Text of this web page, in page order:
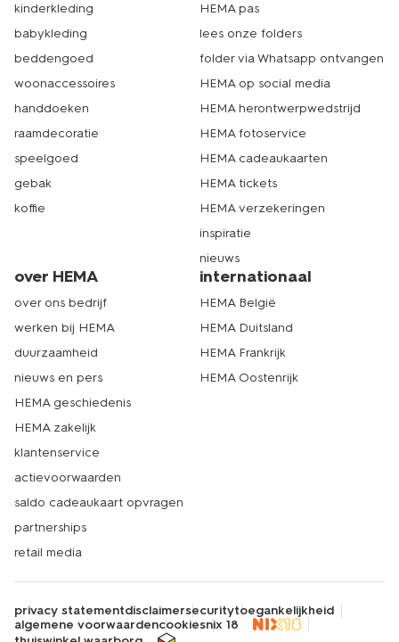
kinderkleding
babykleding
beddengoed
woonaccessoires
handdoeken
raamdecoratie
speelgoed
gebak
koffie
HEMA pas
lees onze folders
folder via Whatsapp ontvangen
HEMA op social media
HEMA herontwerpwedstrijd
HEMA fotoservice
HEMA cadeaukaarten
HEMA tickets
HEMA verzekeringen
inspiratie
nieuws
over HEMA
over ons bedrijf
werken bij HEMA
duurzaamheid
nieuws en pers
HEMA geschiedenis
HEMA zakelijk
klantenservice
actievoorwaarden
saldo cadeaukaart opvragen
partnerships
retail media
internationaal
HEMA België
HEMA Duitsland
HEMA Frankrijk
HEMA Oostenrijk
privacy statementdisclaimersecuritytoegankelijkheid
algemene voorwaardencookiesnix 18